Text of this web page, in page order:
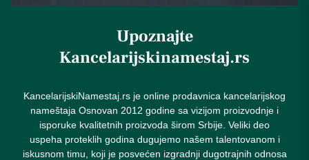
Upoznajte
Kancelarijskinamestaj.rs
KancelarijskiNamestaj.rs je online prodavnica kancelarijskog
nameštaja Osnovan 2012 godine sa vizijom proizvodnje i
isporuke kvalitetnih proizvoda širom Srbije. Veliki deo
uspeha proteklih godina dugujemo našem talentovanom i
iskusnom timu, koji je posvećen izgradnji dugotrajnih odnosa